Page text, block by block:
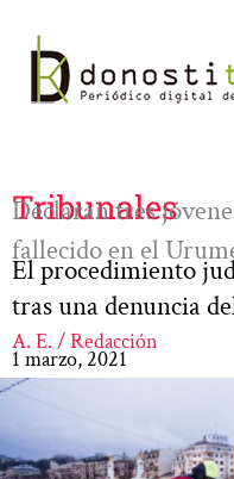
contenido
Tribunales
Declaran tres
fallecido en el
El procedimiento
tras una denuncia
A. E. / Redacción
1 marzo, 2021